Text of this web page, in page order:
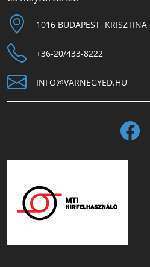
1016 BUDAPEST, KRISZTINA
+36-20/433-8222
INFO@VARNEGYED.HU